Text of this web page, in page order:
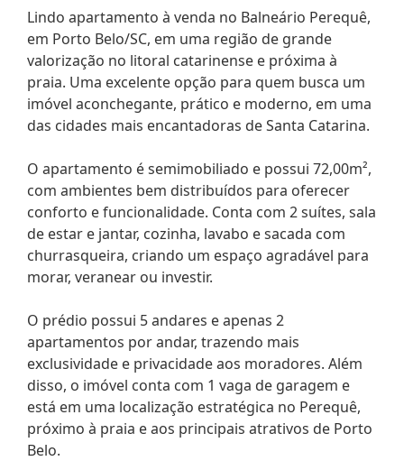
Lindo apartamento à venda no Balneário Perequê,
em Porto Belo/SC, em uma região de grande
valorização no litoral catarinense e próxima à
praia. Uma excelente opção para quem busca um
imóvel aconchegante, prático e moderno, em uma
das cidades mais encantadoras de Santa Catarina.
O apartamento é semimobiliado e possui 72,00m²,
com ambientes bem distribuídos para oferecer
conforto e funcionalidade. Conta com 2 suítes, sala
de estar e jantar, cozinha, lavabo e sacada com
churrasqueira, criando um espaço agradável para
morar, veranear ou investir.
O prédio possui 5 andares e apenas 2
apartamentos por andar, trazendo mais
exclusividade e privacidade aos moradores. Além
disso, o imóvel conta com 1 vaga de garagem e
está em uma localização estratégica no Perequê,
próximo à praia e aos principais atrativos de Porto
Belo.